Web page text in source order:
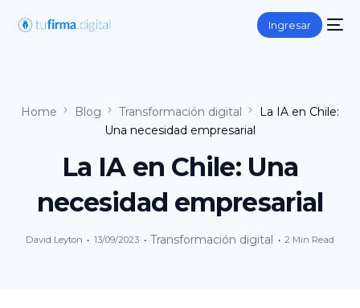
Ingresar
Home Blog Transformación digital
La IA en Chile:
Una necesidad empresarial
La IA en Chile: Una
necesidad empresarial
David Leyton 13/09/2023 Transformación digital 2 Min Read